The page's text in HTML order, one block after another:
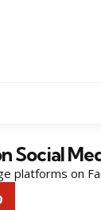
Social
platforms on